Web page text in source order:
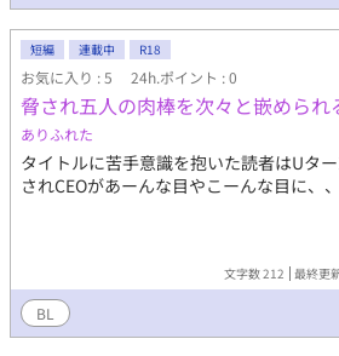
CEO。 業界では“天才”と囁かれる、ステ
た。 業界最大手 vs 弱小スタートアップ
ル、ベッドの上では――？ 立場、プライ
ー。 すべてを賭けた勝負の中で、二人の
いく。 「もう隠さない。京介が俺の恋人
い」 年下天才CEOの一途すぎる溺愛 × ノ
一夜の過ちから始まる、 危険で甘い、
※アナザーストーリー 【運命の人が敵対
ビジネスも恋も全部奪いました】 （名波
短編 連載中 R18
お気に入り : 5 24h.ポイント : 0
脅され五人の肉棒を次々と嵌められ
ありふれた
タイトルに苦手意識を抱いた読者はUタ
されCEOがあーんな目やこーんな目に、、
文字数 212 最終更
BL